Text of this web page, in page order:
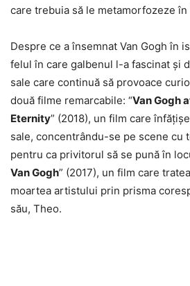
care trebuia să le metamorfozeze
Despre ce a însemnat Van Gogh în
felul în care galbenul l-a fascinat şi
sale care continuă să provoace
două filme remarcabile: “Van Gogh
Eternity” (2018), un film care
sale, concentrându-se pe scene cu
pentru ca privitorul să se pună în
Van Gogh” (2017), un film care
moartea artistului prin prisma
său, Theo.